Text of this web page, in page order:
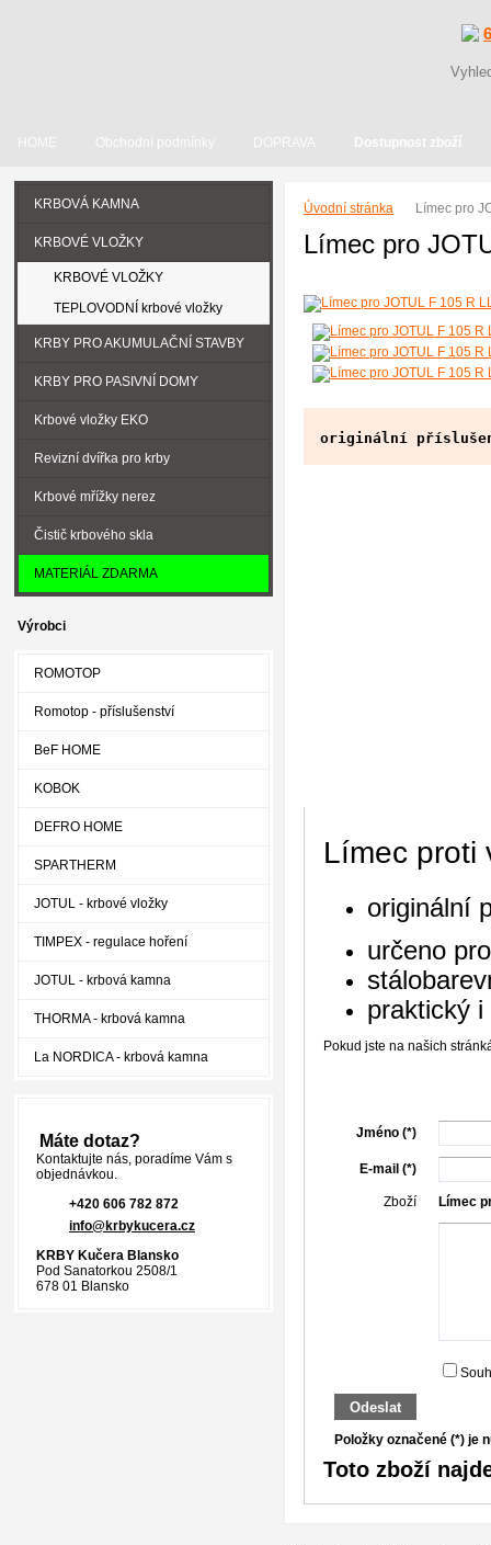
HOME Obchodní podmínky DOPRAVA Dostupnost zboží
Úvodní stránka Límec pro
Límec pro
originální
Límec proti
originální
určeno
praktický
Pokud jste na našich
Jméno (*)
E-mail (*)
Zboží Límec
Odeslat
Položky označené (*) je
Toto zboží
KRBOVÁ KAMNA
KRBOVÉ VLOŽKY
KRBOVÉ VLOŽKY
TEPLOVODNÍ krbové vložky
KRBY PRO AKUMULAČNÍ STAVBY
KRBY PRO PASIVNÍ DOMY
Krbové vložky EKO
Revizní dvířka pro krby
Krbové mřížky nerez
Čistič krbového skla
MATERIÁL ZDARMA
Výrobci
ROMOTOP
Romotop - příslušenství
BeF HOME
KOBOK
DEFRO HOME
SPARTHERM
JOTUL - krbové vložky
TIMPEX - regulace hoření
JOTUL - krbová kamna
THORMA - krbová kamna
La NORDICA - krbová kamna
Máte dotaz?
Kontaktujte nás, poradíme Vám s
objednávkou.
+420 606 782 872
info@krbykucera.cz
KRBY Kučera Blansko
Pod Sanatorkou 2508/1
678 01 Blansko